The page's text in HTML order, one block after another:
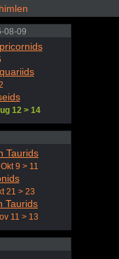
08-09
12 > 14
Taurids
Okt 9 > 11
21 > 23
Taurids
11 > 13